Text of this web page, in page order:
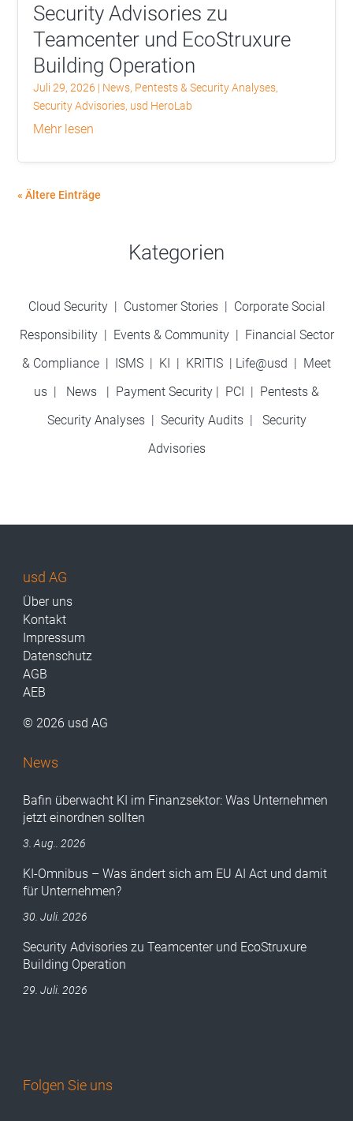
Security Advisories zu
Teamcenter und EcoStruxure
Building Operation
Juli 29, 2026 | News, Pentests & Security Analyses,
Security Advisories, usd HeroLab
mehr lesen
« Ältere Einträge
Kategorien
Cloud Security | Customer Stories| Corporate Social
Responsibility| Events & Community | Financial Sector
& Compliance | ISMS | KI | KRITIS | Life@usd | Meet
us | News | Payment Security | PCI | Pentests &
Security Analyses | Security Audits| Security
Advisories
usd AG
Über uns
Kontakt
Impressum
Datenschutz
AGB
AEB
© 2026 usd AG
News
Bafin überwacht KI im Finanzsektor: Was Unternehmen
jetzt einordnen sollten
3. Aug.. 2026
KI-Omnibus – Was ändert sich am EU AI Act und damit
für Unternehmen?
30. Juli. 2026
Security Advisories zu Teamcenter und EcoStruxure
Building Operation
29. Juli. 2026
Folgen Sie uns